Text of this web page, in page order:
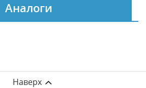
Аналоги
Наверх